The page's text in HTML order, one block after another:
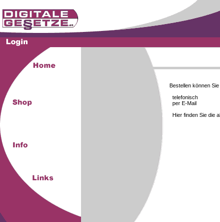
Bestellen können Sie
telefonisch
per E-Mail
Hier finden Sie die